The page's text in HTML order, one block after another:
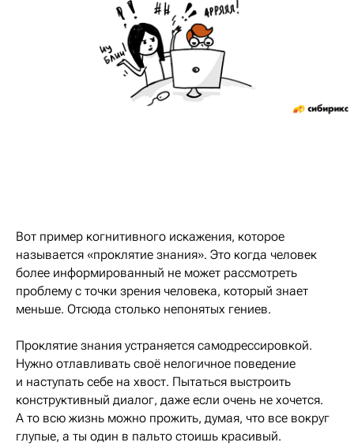
Вот пример когнитивного искажения, которое
называется «проклятие знания». Это когда человек
более информированный не может рассмотреть
проблему с точки зрения человека, который знает
меньше. Отсюда столько непонятых гениев.
Проклятие знания устраняется самодрессировкой.
Нужно отлавливать своё нелогичное поведение
и наступать себе на хвост. Пытаться выстроить
конструктивный диалог, даже если очень не хочется.
А то всю жизнь можно прожить, думая, что все вокруг
глупые, а ты один в пальто стоишь красивый.